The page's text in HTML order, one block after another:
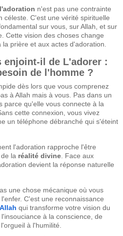
l'adoration n'est pas une contrainte
céleste. C'est une vérité spirituelle
sur vous, sur Allah, et sur
Cette vision des choses change
prière et aux actes d'adoration.
enjoint-il de L'adorer :
de l'homme ?
dès lors que vous comprenez
à Allah mais à vous. Pas dans un
parce qu'elle vous connecte à la
cette connexion, vous vivez
un téléphone débranché qui s'éteint
l'adoration rapproche l'être
la réalité divine . Face aux
devient la réponse naturelle
une chose mécanique où vous
C'est une reconnaissance
qui transforme votre vision du
à la conscience, de
à l'humilité.